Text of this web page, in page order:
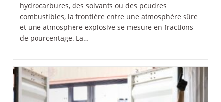
hydrocarbures, des solvants ou des poudres
combustibles, la frontière entre une atmosphère sûre
et une atmosphère explosive se mesure en fractions
de pourcentage. La…